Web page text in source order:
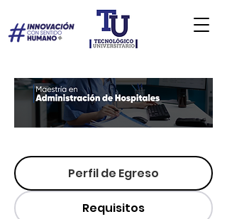
Perfil de Egreso
Requisitos